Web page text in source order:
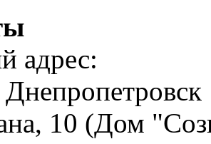
адрес:
10 (Дом